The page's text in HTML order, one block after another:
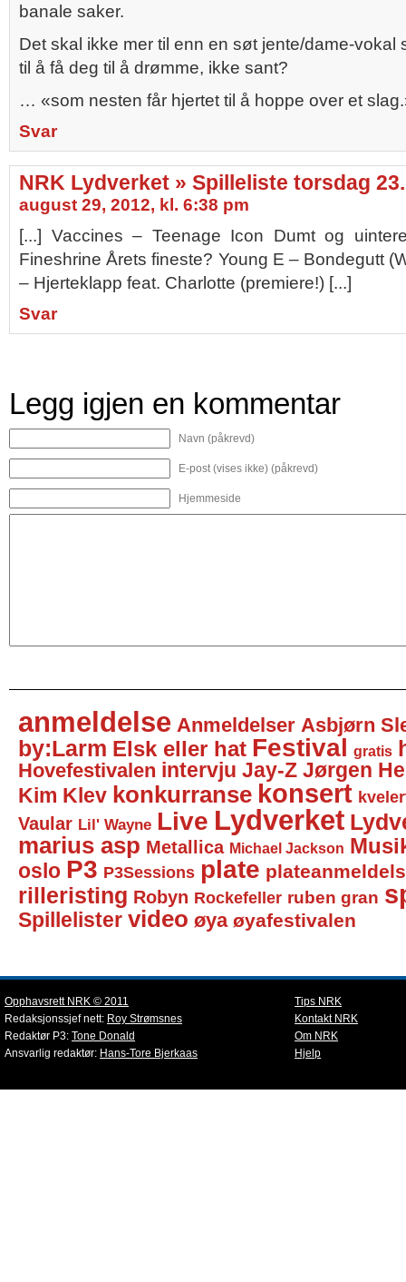
banale saker.
Det skal ikke mer til enn en søt jente/dame-vokal
til å få deg til å drømme, ikke sant?
… «som nesten får hjertet til å hoppe over et
Svar
NRK Lydverket » Spilleliste torsdag
august 29, 2012, kl. 6:38 pm
[...] Vaccines – Teenage Icon Dumt og
Fineshrine Årets fineste? Young E – Bondegutt
– Hjerteklapp feat. Charlotte (premiere!) [...]
Svar
Legg igjen en kommentar
Navn (påkrevd)
E-post (vises ikke) (påkrevd)
Hjemmeside
anmeldelse Anmeldelser Asbjørn
by:Larm Elsk eller hat Festival gratis
Hovefestivalen intervju Jay-Z Jørgen
Kim Klev konkurranse konsert
Vaular Lil' Wayne Live Lydverket
marius asp Metallica Michael Jackson
oslo P3 P3Sessions plate
rilleristing Robyn Rockefeller ruben gran
Spillelister video øya øyafestivalen
Opphavsrett NRK © 2011
Redaksjonssjef nett: Roy Strømsnes
Redaktør P3: Tone Donald
Ansvarlig redaktør: Hans-Tore Bjerkaas
Tips NRK
Kontakt NRK
Om NRK
Hjelp